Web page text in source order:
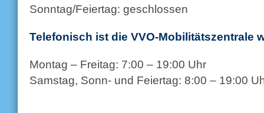
Sonntag/Feiertag: geschlossen
Telefonisch ist die VVO-Mobilitätszentrale
Montag – Freitag: 7:00 – 19:00 Uhr
Samstag, Sonn- und Feiertag: 8:00 – 19:00